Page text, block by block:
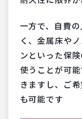
一方で、自費
く、金属床や
ンといった保
使うことが可
きますし、ご
も可能です